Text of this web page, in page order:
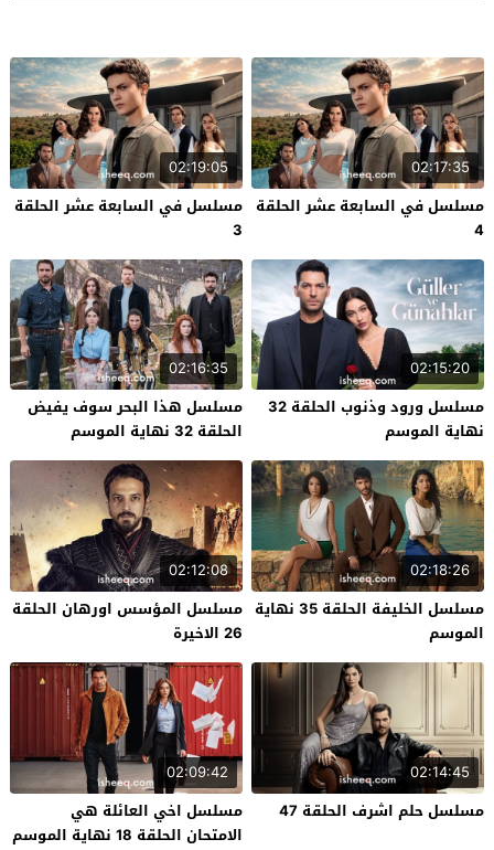
02:17:35
مسلسل في السابعة عشر الحلقة
4
02:19:05
مسلسل في السابعة عشر الحلقة
3
02:15:20
مسلسل ورود وذنوب الحلقة 32
نهاية الموسم
02:16:35
مسلسل هذا البحر سوف يفيض
الحلقة 32 نهاية الموسم
02:18:26
مسلسل الخليفة الحلقة 35 نهاية
الموسم
02:12:08
مسلسل المؤسس اورهان الحلقة
26 الاخيرة
02:14:45
مسلسل حلم اشرف الحلقة 47
02:09:42
مسلسل اخي العائلة هي
الامتحان الحلقة 18 نهاية الموسم